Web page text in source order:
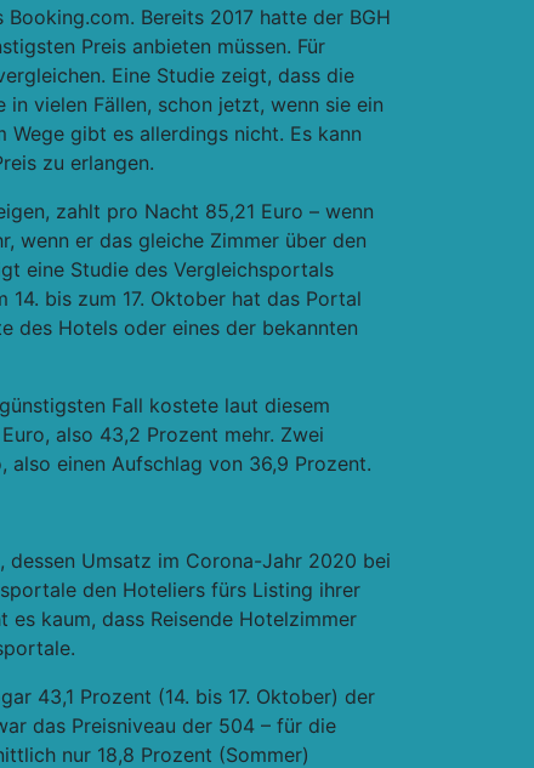
Bereits 2017 hatte der BGH
Preis anbieten müssen. Für
Eine Studie zeigt, dass die
vielen Fällen, schon jetzt, wenn sie ein
gibt es allerdings nicht. Es kann
zu erlangen.
zahlt pro Nacht 85,21 Euro – wenn
wenn er das gleiche Zimmer über den
eine Studie des Vergleichsportals
14. bis zum 17. Oktober hat das Portal
des Hotels oder eines der bekannten
Fall kostete laut diesem
also 43,2 Prozent mehr. Zwei
also einen Aufschlag von 36,9 Prozent.
dessen Umsatz im Corona-Jahr 2020 bei
den Hoteliers fürs Listing ihrer
kaum, dass Reisende Hotelzimmer
43,1 Prozent (14. bis 17. Oktober) der
das Preisniveau der 504 – für die
nur 18,8 Prozent (Sommer)